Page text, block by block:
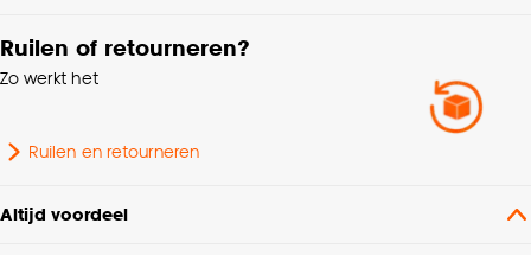
Mate verduisterend
Ruilen of retourneren?
Zo werkt het
Ruilen en retourneren
Altijd voordeel